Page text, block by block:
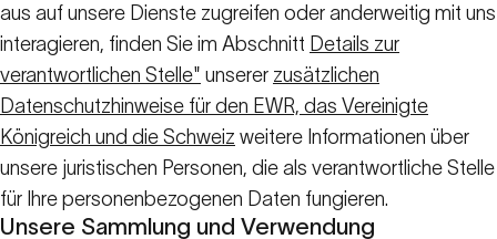
aus auf unsere Dienste zugreifen oder anderweitig mit uns
interagieren, finden Sie im Abschnitt Details zur
verantwortlichen Stelle" unserer zusätzlichen
Datenschutzhinweise für den EWR, das Vereinigte
Königreich und die Schweiz weitere Informationen über
unsere juristischen Personen, die als verantwortliche Stelle
für Ihre personenbezogenen Daten fungieren.
Unsere Sammlung und Verwendung